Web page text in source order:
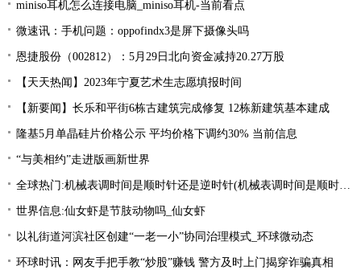
miniso耳机怎么连接电脑_miniso耳机-当前看点
微速讯：手机问题：oppofindx3是屏下摄像头吗
恩捷股份（002812）：5月29日北向资金减持20.27万股
【天天热闻】2023年宁夏艺术生志愿填报时间
【新要闻】长乐和平街6栋古建筑完成修复 12栋新建筑基本建成
隆基5月单晶硅片价格公示 平均价格下调约30% 当前信息
“与美相约”走进版画新世界
全球热门:机械表调时间是顺时针还是逆时针(机械表调时间是顺时针还是逆时针图解)
世界信息:仙女虾是节肢动物吗_仙女虾
以礼街道河滨社区创建“一老一小”协同治理模式_环球微动态
环球时讯：网友手把手教“炒股”赚钱 警方及时上门揭穿诈骗真相